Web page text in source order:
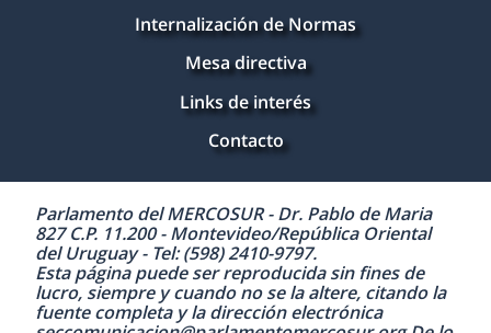
Internalización de Normas
Mesa directiva
Links de interés
Contacto
Parlamento del MERCOSUR - Dr. Pablo de Maria
827 C.P. 11.200 - Montevideo/República Oriental
del Uruguay - Tel: (598) 2410-9797.
Esta página puede ser reproducida sin fines de
lucro, siempre y cuando no se la altere, citando la
fuente completa y la dirección electrónica